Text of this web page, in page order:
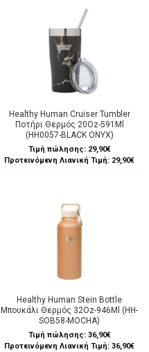
Healthy Human Cruiser Tumbler
Ποτήρι Θερμός 20Oz-591Ml
(HH0057-BLACK ONYX)
Τιμή πώλησης: 29,90€
Προτεινόμενη Λιανική Τιμή: 29,90€
Healthy Human Stein Bottle
Μπουκάλι Θερμός 32Oz-946Ml (HH-
SOB58-MOCHA)
Τιμή πώλησης: 36,90€
Προτεινόμενη Λιανική Τιμή: 36,90€